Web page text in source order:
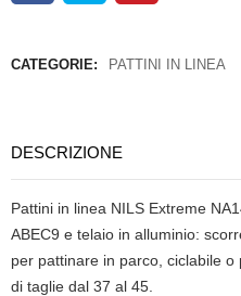
CATEGORIE: PATTINI IN LINEA
DESCRIZIONE
Pattini in linea NILS Extreme
ABEC9 e telaio in alluminio:
per pattinare in parco, ciclabile
di taglie dal 37 al 45.